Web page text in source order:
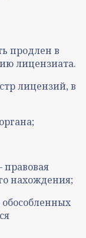
продлен в
лицензиата.
лицензий, в
нахождения;